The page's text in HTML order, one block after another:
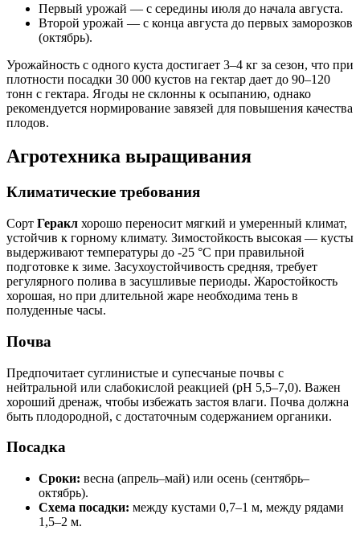
Первый урожай — с середины июля до начала августа.
Второй урожай — с конца августа до первых заморозков
(октябрь).
Урожайность с одного куста достигает 3–4 кг за сезон, что при
плотности посадки 30 000 кустов на гектар дает до 90–120
тонн с гектара. Ягоды не склонны к осыпанию, однако
рекомендуется нормирование завязей для повышения качества
плодов.
Агротехника выращивания
Климатические требования
Сорт Геракл хорошо переносит мягкий и умеренный климат,
устойчив к горному климату. Зимостойкость высокая — кусты
выдерживают температуры до -25 °C при правильной
подготовке к зиме. Засухоустойчивость средняя, требует
регулярного полива в засушливые периоды. Жаростойкость
хорошая, но при длительной жаре необходима тень в
полуденные часы.
Почва
Предпочитает суглинистые и супесчаные почвы с
нейтральной или слабокислой реакцией (pH 5,5–7,0). Важен
хороший дренаж, чтобы избежать застоя влаги. Почва должна
быть плодородной, с достаточным содержанием органики.
Посадка
Сроки: весна (апрель–май) или осень (сентябрь–
октябрь).
Схема посадки: между кустами 0,7–1 м, между рядами
1,5–2 м.